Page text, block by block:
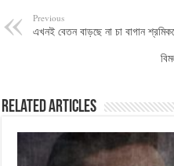
Previous
এখনই বেতন বাড়ছে না চা বাগান
Related Articles